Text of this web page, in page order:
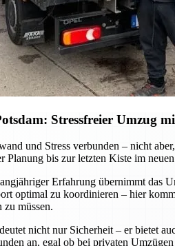
Stressfreier Umzug
und Stress verbunden – nicht
bis zur letzten Kiste im
Erfahrung übernimmt das
optimal zu koordinieren – hier
müssen.
nicht nur Sicherheit – er bietet
an, egal ob bei privaten